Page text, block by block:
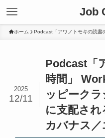
Job
ホーム Podcast「アワノトモキの読書
Podcast「
時間」
ッピーク
に支配され
カバナス／
2025
12/11